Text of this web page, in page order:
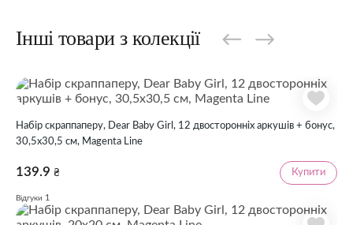
Інші товари з колекції
Набір скраппаперу, Dear Baby Girl, 12 двосторонніх аркушів + бонус,
30,5х30,5 см, Magenta Line
139.9 ₴ Купити
Відгуки 1